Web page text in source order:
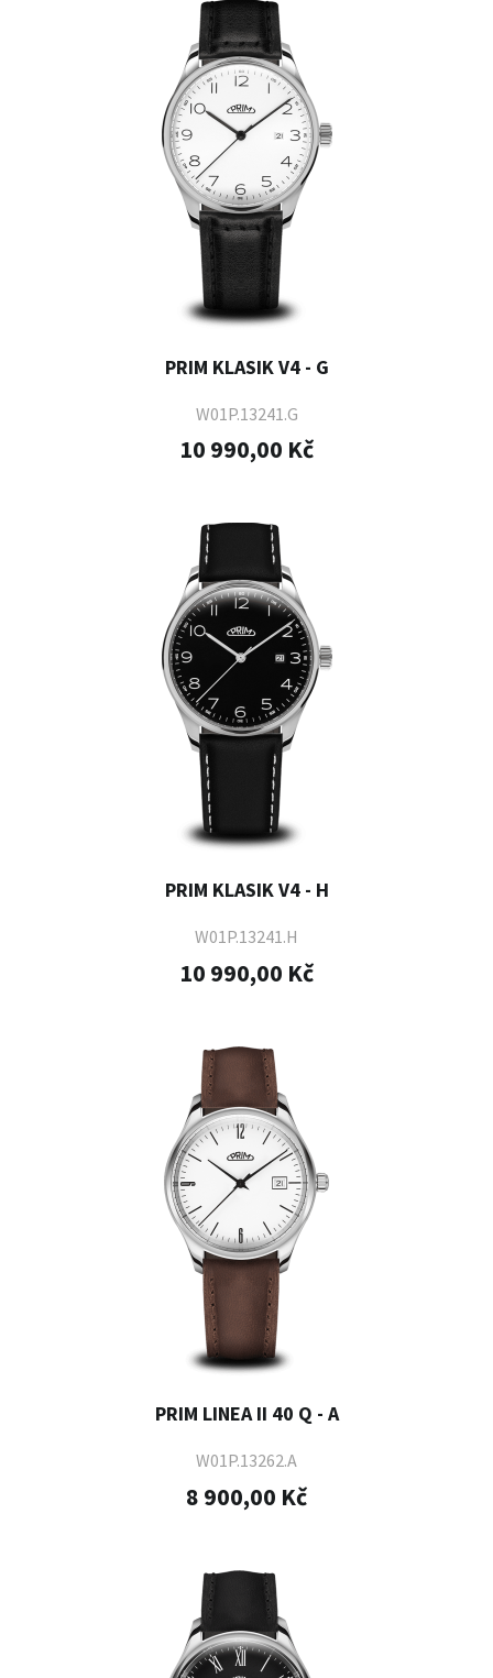
PRIM KLASIK V4 - G
W01P.13241.G
10 990,00 Kč
PRIM KLASIK V4 - H
W01P.13241.H
10 990,00 Kč
PRIM LINEA II 40 Q - A
W01P.13262.A
8 900,00 Kč